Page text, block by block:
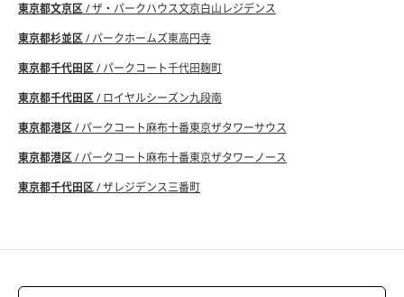
東京都文京区/ ザ・パークハウス文京白山レジデンス
東京都杉並区/ パークホームズ東高円寺
東京都千代田区/ パークコート千代田麹町
東京都千代田区/ ロイヤルシーズン九段南
東京都港区/ パークコート麻布十番東京ザタワーサウス
東京都港区/ パークコート麻布十番東京ザタワーノース
東京都千代田区/ ザレジデンス三番町